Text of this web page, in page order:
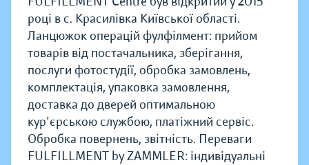
році в с. Красилівка Київської області.
Ланцюжок операцій фулфілмент: прийом
товарів від постачальника, зберігання,
послуги фотостудії, обробка замовлень,
комплектація, упаковка замовлення,
доставка до дверей оптимальною
кур'єрською службою, платіжний сервіс.
Обробка повернень, звітність. Переваги
FULFILLMENT by ZAMMLER: індивідуальні